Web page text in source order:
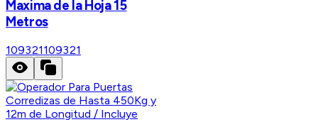
Maxima de la Hoja 15
Metros
109321109321